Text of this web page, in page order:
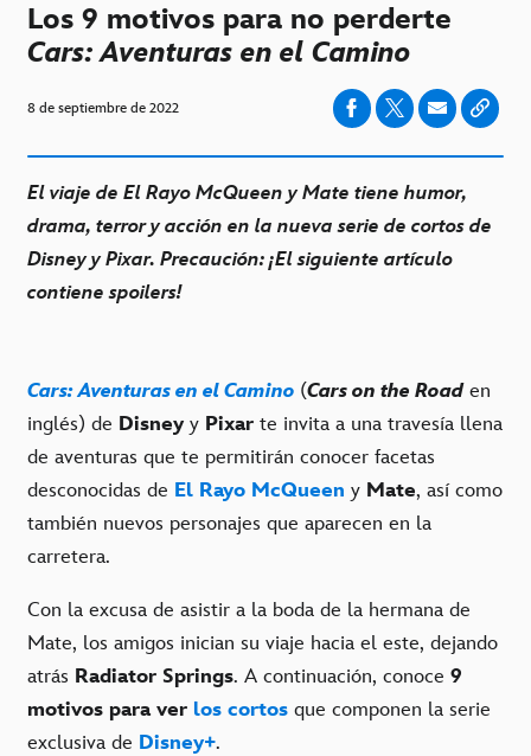
Los 9 motivos para no perderte
Cars: Aventuras en el Camino
8 de septiembre de 2022
El viaje de El Rayo McQueen y Mate tiene humor,
drama, terror y acción en la nueva serie de cortos de
Disney y Pixar. Precaución: ¡El siguiente artículo
contiene spoilers!
Cars: Aventuras en el Camino (Cars on the Roaden
inglés) de Disney y Pixar te invita a una travesía llena
de aventuras que te permitirán conocer facetas
desconocidas de El Rayo McQueen y Mate, así como
también nuevos personajes que aparecen en la
carretera.
Con la excusa de asistir a la boda de la hermana de
Mate, los amigos inician su viaje hacia el este, dejando
atrás Radiator Springs. A continuación, conoce 9
motivos para ver los cortos que componen la serie
exclusiva de Disney+.